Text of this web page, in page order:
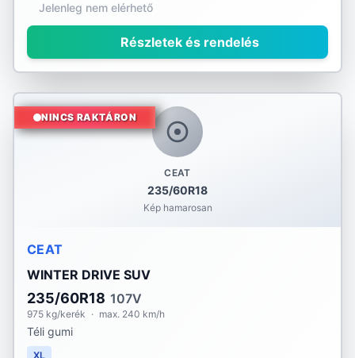
Jelenleg nem elérhető
Részletek és rendelés
CEAT
235/60R18
Kép hamarosan
NINCS RAKTÁRON
CEAT
WINTER DRIVE SUV
235/60R18 107V
975 kg/kerék · max. 240 km/h
Téli gumi
XL